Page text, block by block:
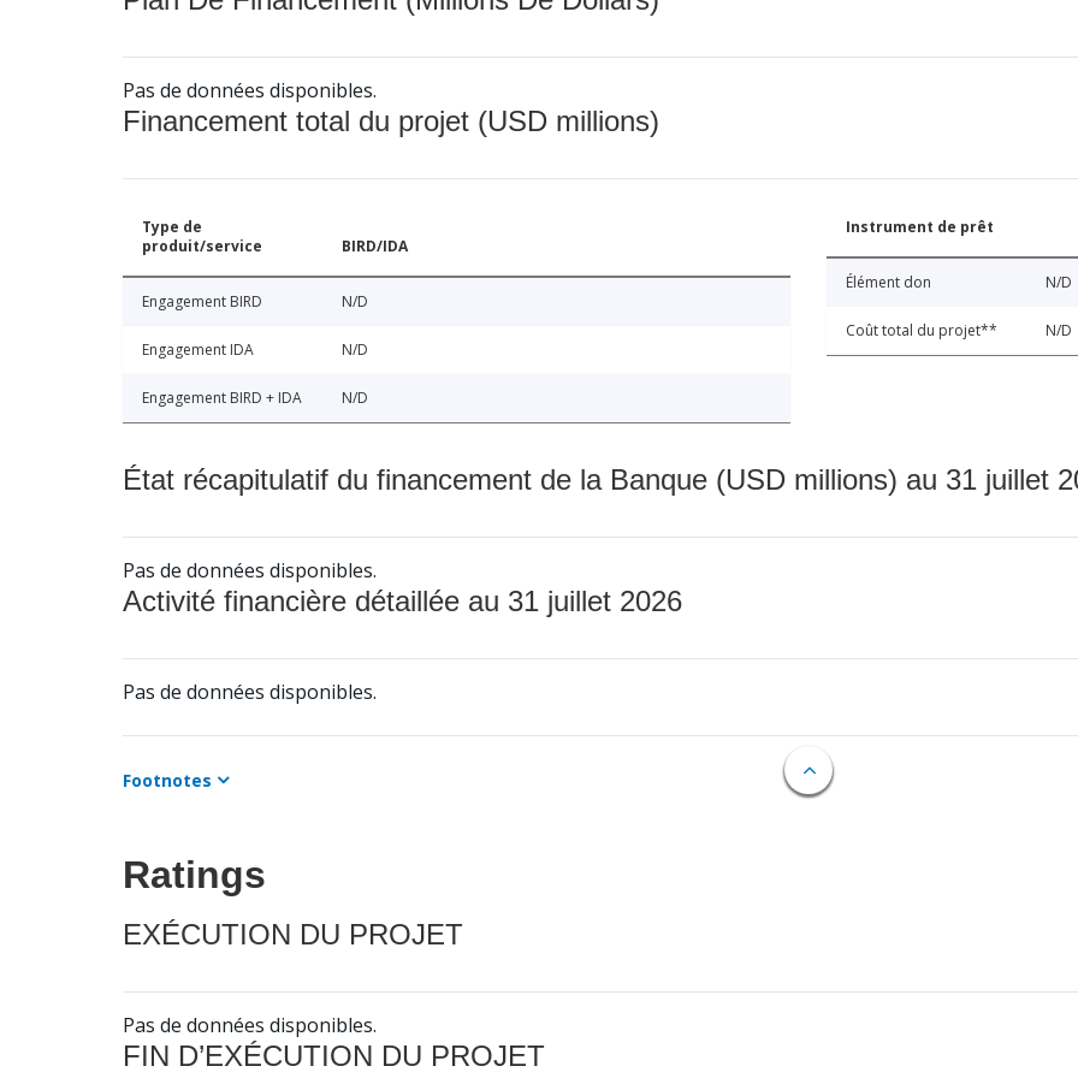
Pas de données disponibles.
Financement total du projet (USD millions)
Type de
produit/service
BIRD/IDA
Engagement BIRD N/D
Engagement IDA N/D
Engagement BIRD + IDA N/D
Instrument de prêt
Élément don N/D
Coût total du projet** N/D
État récapitulatif du financement de la Banque (USD millions) au 31 juillet
Pas de données disponibles.
Activité financière détaillée au 31 juillet 2026
Pas de données disponibles.
Footnotes
Ratings
EXÉCUTION DU PROJET
Pas de données disponibles.
FIN D’EXÉCUTION DU PROJET